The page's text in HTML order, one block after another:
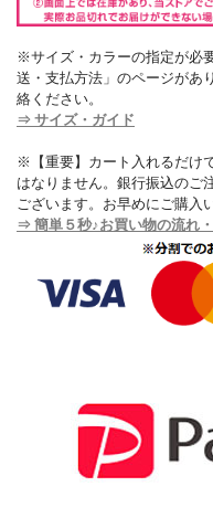
※サイズ・カラーの指定が必
送・支払方法」のページがあ
絡ください。
⇒ サイズ・ガイド
※【重要】カート入れるだけ
はなりません。銀行振込のご
ございます。お早めにご購入
⇒ 簡単５秒♪お買い物の流れ